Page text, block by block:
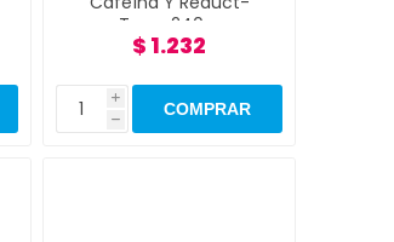
Trans 240gr
$ 1.232
i
h